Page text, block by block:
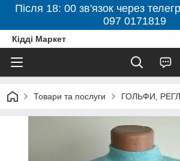
Після 18: 00 зв'язок через
097 0171819
Кідді Маркет
Товари та послуги ГОЛЬФИ,